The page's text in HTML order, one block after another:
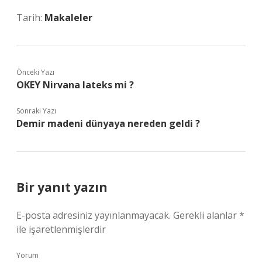
Tarih: Makaleler
Önceki Yazı
OKEY Nirvana lateks mi ?
Sonraki Yazı
Demir madeni dünyaya nereden geldi ?
Bir yanıt yazın
E-posta adresiniz yayınlanmayacak. Gerekli alanlar*
ile işaretlenmişlerdir
Yorum